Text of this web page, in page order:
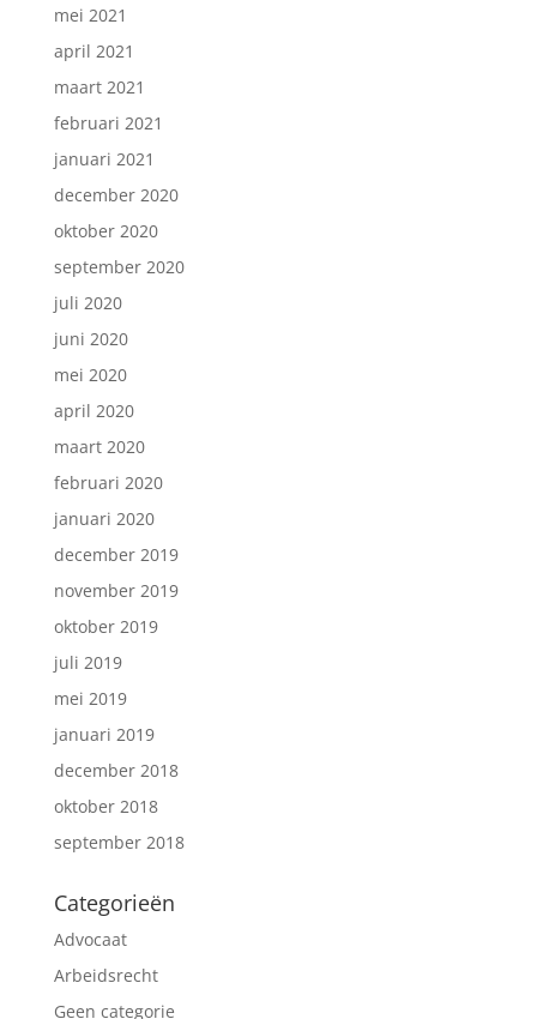
mei 2021
april 2021
maart 2021
februari 2021
januari 2021
december 2020
oktober 2020
september 2020
juli 2020
juni 2020
mei 2020
april 2020
maart 2020
februari 2020
januari 2020
december 2019
november 2019
oktober 2019
juli 2019
mei 2019
januari 2019
december 2018
oktober 2018
september 2018
Categorieën
Advocaat
Arbeidsrecht
Geen categorie